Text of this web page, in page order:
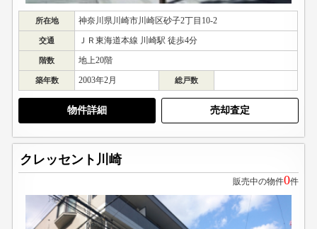
所在地 神奈川県川崎市川崎区砂子2丁目10-2
交通 ＪＲ東海道本線 川崎駅 徒歩4分
階数 地上20階
築年数 2003年2月 総戸数
物件詳細 売却査定
クレッセント川崎
販売中の物件0件